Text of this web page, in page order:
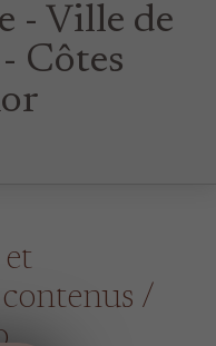
- Ville de
Côtes
/